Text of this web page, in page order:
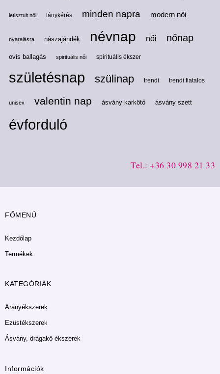
letisztult női lánykérés minden napra modern női
nyaralásra nászajándék névnap női nőnap
ovis ballagás spirituális női spirituális ékszer
születésnap szülinap trendi trendi fiatalos
unisex valentin nap ásvány karkötő ásvány szett
évforduló
Tel.: +36 30 998 21 33
FŐMENÜ
Kezdőlap
Termékek
KATEGÓRIÁK
Aranyékszerek
Ezüstékszerek
Ásvány, drágakő ékszerek
Információk